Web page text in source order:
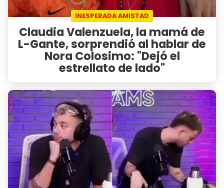
INESPERADA AMISTAD
Claudia Valenzuela, la mamá de
L-Gante, sorprendió al hablar de
Nora Colosimo: "Dejó el
estrellato de lado"